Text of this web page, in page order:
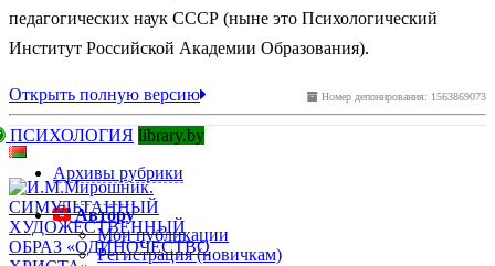
педагогических наук СССР (ныне это Психологический
Институт Российской Академии Образования).
Номер депонирования: 1563869073
Открыть полную версию
ПСИХОЛОГИЯ library.by
Архивы рубрики
Автору
Мои публикации
Регистрация (новичкам)